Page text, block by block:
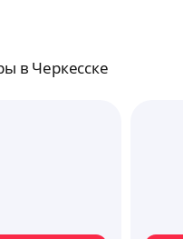
в Черкесске